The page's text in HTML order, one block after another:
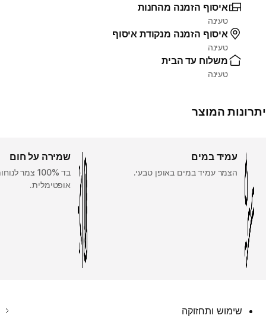
איסוף הזמנה מהחנות
טעינה
איסוף הזמנה מנקודת איסוף
טעינה
משלוח עד הבית
טעינה
יתרונות המוצר
עמיד במים
הצמר עמיד במים באופן טבעי.
שמירה על חום
בד 100% צמר
אופטימלית.
שימוש ותחזוקה